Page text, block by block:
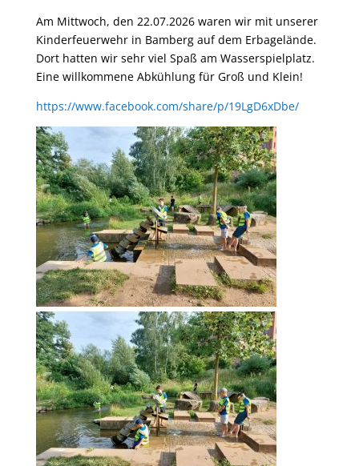
Am Mittwoch, den 22.07.2026 waren wir mit unserer
Kinderfeuerwehr in Bamberg auf dem Erbagelände.
Dort hatten wir sehr viel Spaß am Wasserspielplatz.
Eine willkommene Abkühlung für Groß und Klein!
https://www.facebook.com/share/p/19LgD6xDbe/